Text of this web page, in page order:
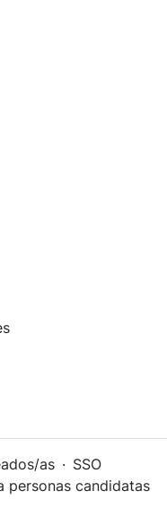
as · SSO
personas candidatas